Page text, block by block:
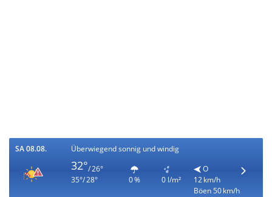
SA 08.08. Überwiegend sonnig und windig
32°/ 26°
35°/ 28°
0 % 0 l/m²
O
12 km/h
Böen 50 km/h